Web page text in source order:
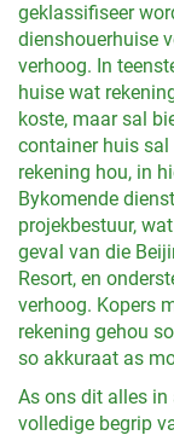
geklassifiseer
dienshouerhuise
verhoog. In
huise wat
koste, maar sal
container huis
rekening hou, in
Bykomende
projekbestuur,
geval van die
Resort, en
verhoog. Kopers
rekening gehou
so akkuraat as
As ons dit alles in
volledige begrip